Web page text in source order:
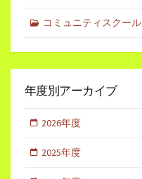
コミュニティスクール
年度別アーカイブ
2026年度
2025年度